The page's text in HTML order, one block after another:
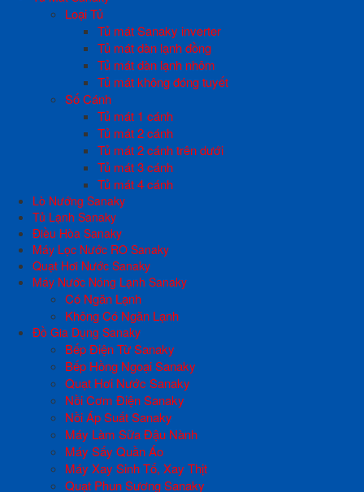
Loại Tủ
Tủ mát Sanaky inverter
Tủ mát dàn lạnh đồng
Tủ mát dàn lạnh nhôm
Tủ mát không đóng tuyết
Số Cánh
Tủ mát 1 cánh
Tủ mát 2 cánh
Tủ mát 2 cánh trên dưới
Tủ mát 3 cánh
Tủ mát 4 cánh
Lò Nướng Sanaky
Tủ Lạnh Sanaky
Điều Hòa Sanaky
Máy Lọc Nước RO Sanaky
Quạt Hơi Nước Sanaky
Máy Nước Nóng Lạnh Sanaky
Có Ngăn Lạnh
Không Có Ngăn Lạnh
Đồ Gia Dụng Sanaky
Bếp Điện Từ Sanaky
Bếp Hồng Ngoại Sanaky
Quạt Hơi Nước Sanaky
Nồi Cơm Điện Sanaky
Nồi Áp Suất Sanaky
Máy Làm Sữa Đậu Nành
Máy Sấy Quần Áo
Máy Xay Sinh Tố, Xay Thịt
Quạt Phun Sương Sanaky